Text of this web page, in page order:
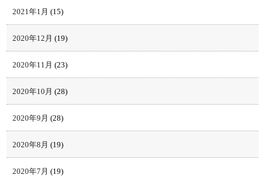
2021年1月 (15)
2020年12月 (19)
2020年11月 (23)
2020年10月 (28)
2020年9月 (28)
2020年8月 (19)
2020年7月 (19)